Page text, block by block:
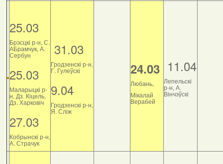
25.03
Брэсцкі р-н, С.
АБрамчук, А.
Сербун
25.03
Маларыцкі р-
н, Дз. Кіцель,
Дз. Харковіч
27.03
Кобрынскі р-н,
А. Страчук
31.03
Гродзенскі р-н,
Г. Гулеўскі
9.04
Гродзенскі р-н,
Я. Сліж
24.03
Любань,
Мікалай
Верабей
11.04
Лепельскі
р-н, А.
Вінчэўскі